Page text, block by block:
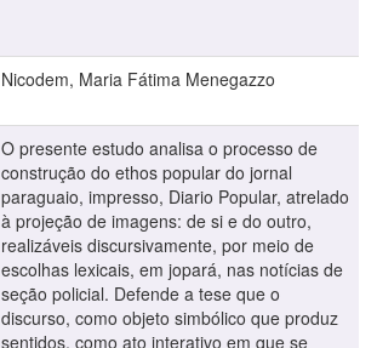
Nicodem, Maria Fátima Menegazzo
O presente estudo analisa o processo de
construção do ethos popular do jornal
paraguaio, impresso, Diario Popular, atrelado
à projeção de imagens: de si e do outro,
realizáveis discursivamente, por meio de
escolhas lexicais, em jopará, nas notícias de
seção policial. Defende a tese que o
discurso, como objeto simbólico que produz
sentidos, como ato interativo em que se